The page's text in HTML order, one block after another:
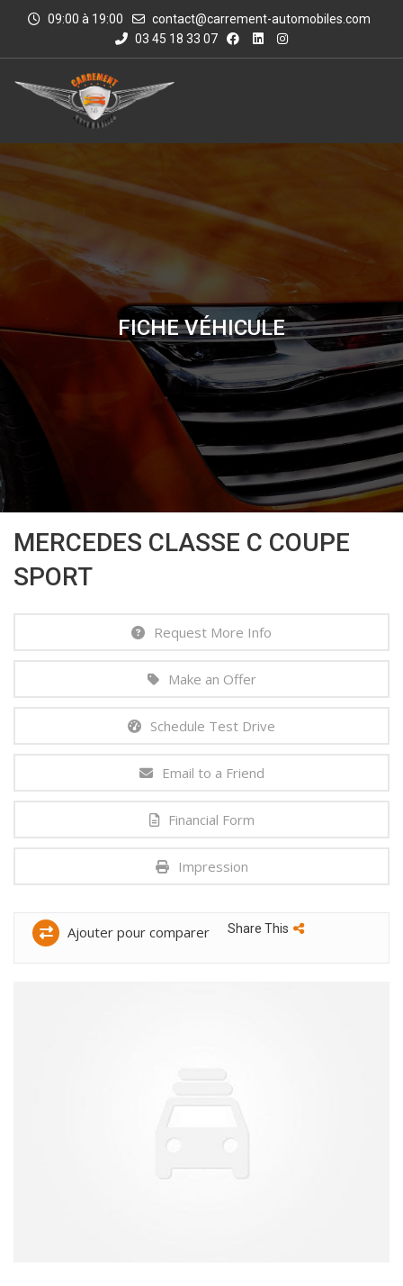
09:00 à 19:00
contact@carrement-automobiles.com
03 45 18 33 07
FICHE VÉHICULE
MERCEDES CLASSE C COUPE
SPORT
Request More Info
Make an Offer
Schedule Test Drive
Email to a Friend
Financial Form
Impression
Ajouter pour comparer Share This